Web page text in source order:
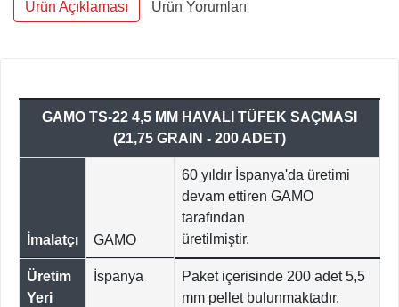
Ürün Açıklaması Ürün Yorumları
GAMO TS-22 4,5 MM HAVALI TÜFEK SAÇMASI
(21,75 GRAIN - 200 ADET)
İmalatçı GAMO
60 yıldır İspanya'da üretimi
devam ettiren GAMO
tarafından
üretilmiştir.
Üretim
Yeri
İspanya
Paket içerisinde 200 adet 5,5
mm pellet bulunmaktadır.